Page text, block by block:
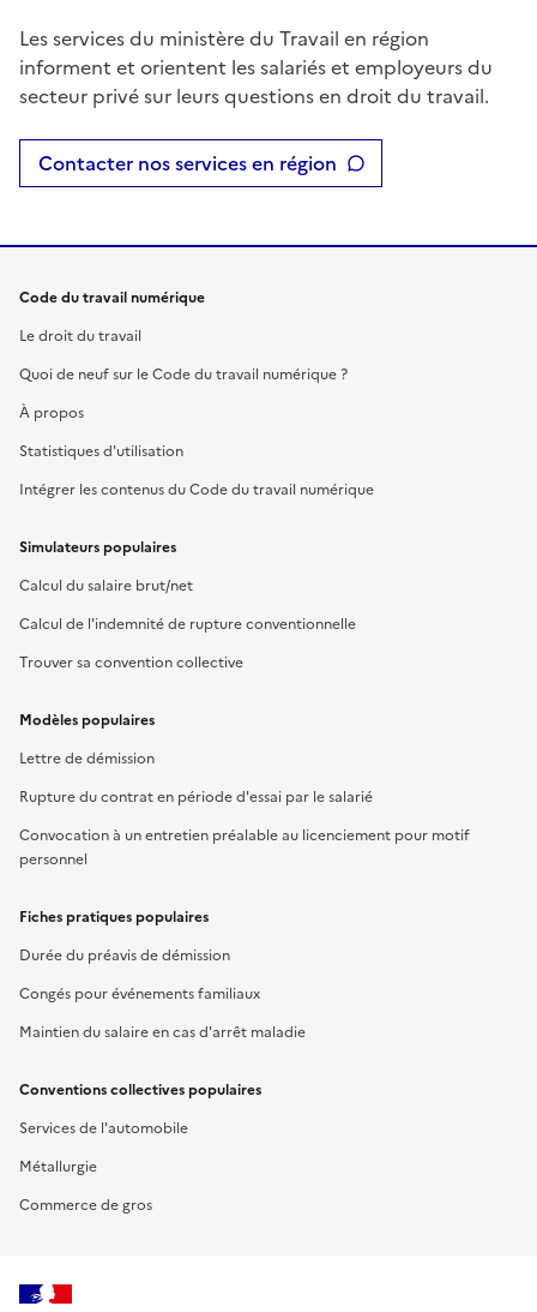
Les services du ministère du Travail en région
informent et orientent les salariés et employeurs du
secteur privé sur leurs questions en droit du travail.
Contacter nos services en région
Code du travail numérique
Le droit du travail
Quoi de neuf sur le Code du travail numérique ?
À propos
Statistiques d'utilisation
Intégrer les contenus du Code du travail numérique
Simulateurs populaires
Calcul du salaire brut/net
Calcul de l'indemnité de rupture conventionnelle
Trouver sa convention collective
Modèles populaires
Lettre de démission
Rupture du contrat en période d'essai par le salarié
Convocation à un entretien préalable au licenciement pour motif
personnel
Fiches pratiques populaires
Durée du préavis de démission
Congés pour événements familiaux
Maintien du salaire en cas d'arrêt maladie
Conventions collectives populaires
Services de l'automobile
Métallurgie
Commerce de gros